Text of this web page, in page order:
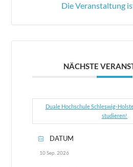
Die Veranstaltung
NÄCHSTE
Duale Hochschule Schleswig-
studieren!
DATUM
10 Sep. 2026